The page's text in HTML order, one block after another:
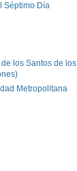
Séptimo Día
los Santos de los
Metropolitana